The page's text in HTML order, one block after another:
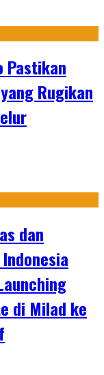
Pastikan
Rugikan
dan
di Milad ke